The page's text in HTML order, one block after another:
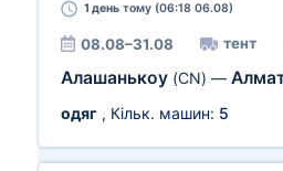
1 день тому (06:18 06.08)
08.08–31.08 тент
Алашанькоу (CN) —
одяг , Кільк. машин: 5